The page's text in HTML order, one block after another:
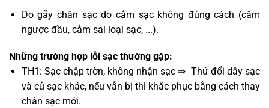
Do gãy chân sạc do cắm sạc không đúng cách (cắm
ngược đầu, cắm sai loại sạc, ...).
Những trường hợp lỗi sạc thường gặp:
TH1: Sạc chập trờn, không nhận sạc ⇒ Thử đổi dây sạc
và củ sạc khác, nếu vẫn bị thì khắc phục bằng cách thay
chân sạc mới.